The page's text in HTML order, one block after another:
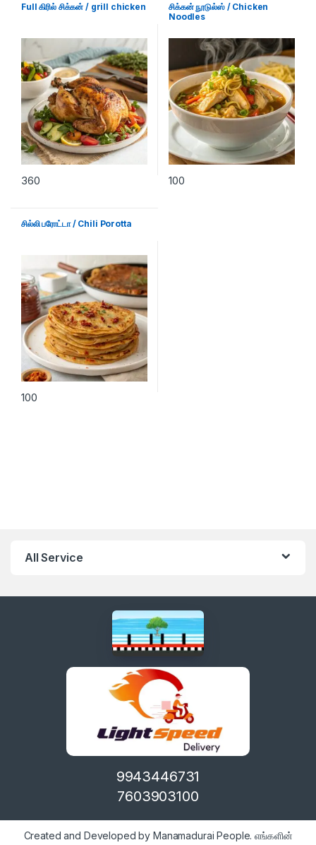
Full கிரில் சிக்கன் / grill chicken
360
சிக்கன் நூடுல்ஸ் / Chicken
Noodles
100
சில்லி பரோட்டா / Chili Porotta
100
All Service
9943446731
7603903100
Created and Developed by Manamadurai People. எங்களின்